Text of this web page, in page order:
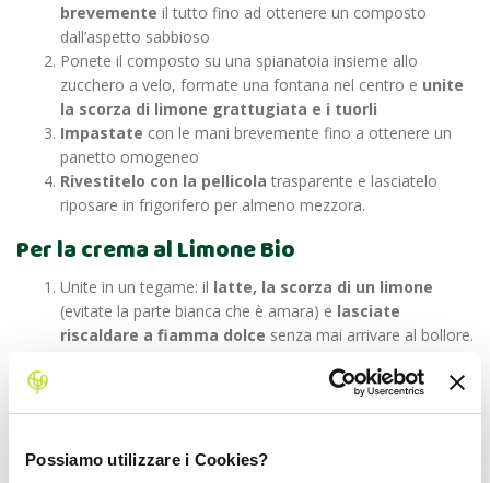
Possiamo utilizzare i Cookies?
brevemente il tutto fino ad ottenere un composto
dall’aspetto sabbioso
Ponete il composto su una spianatoia insieme allo
zucchero a velo, formate una fontana nel centro e unite
la scorza di limone grattugiata e i tuorli
Impastate con le mani brevemente fino a ottenere un
panetto omogeneo
Rivestitelo con la pellicola trasparente e lasciatelo
riposare in frigorifero per almeno mezzora.
Per la crema al Limone Bio
Unite in un tegame: il latte, la scorza di un limone
(evitate la parte bianca che è amara) e lasciate
riscaldare a fiamma dolce senza mai arrivare al bollore.
, setacciate il tutto eaggiungete la
Uniteil latte a filonel recipiente e continuate a